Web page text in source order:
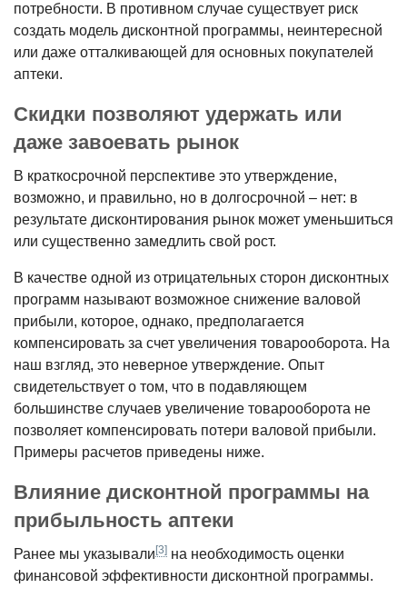
потребности. В противном случае существует риск
создать модель дисконтной програм­мы, неинтересной
или даже отталки­вающей для основных покупателей
аптеки.
Скидки позволяют удержать или
даже завоевать рынок
В краткосроч­ной перспективе это утверждение,
возможно, и правильно, но в долго­срочной – нет: в
результате дисконти­рования рынок может уменьшиться
или существенно замедлить свой рост.
В качестве одной из отрицатель­ных сторон дисконтных
программ называют возможное снижение вало­вой
прибыли, которое, однако, пред­полагается
компенсировать за счет увеличения товарооборота. На
наш взгляд, это неверное утверждение. Опыт
свидетельствует о том, что в подавляющем
большинстве случаев увеличение товарооборота не
позво­ляет компенсировать потери валовой прибыли.
Примеры расчетов приведе­ны ниже.
Влияние дисконтной программы на
прибыльность аптеки
Ранее мы указывали [3] на необходи­мость оценки
финансовой эффектив­ности дисконтной программы.